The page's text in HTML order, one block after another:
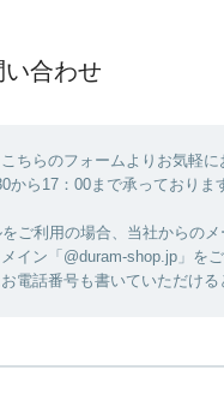
い合わせ
ちらのフォームよりお気軽に
ら17：00まで承っておりま
ご利用の場合、当社からの
イン「@duram-shop.jp」をご
電話番号も書いていただける